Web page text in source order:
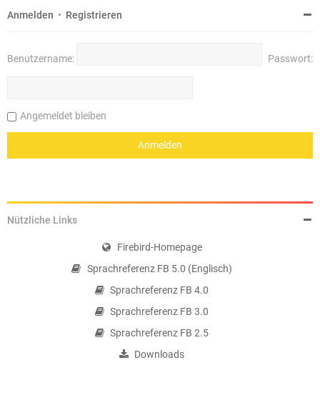
Anmelden • Registrieren
Benutzername: Passwort:
Angemeldet bleiben
Nützliche Links
Firebird-Homepage
Sprachreferenz FB 5.0 (Englisch)
Sprachreferenz FB 4.0
Sprachreferenz FB 3.0
Sprachreferenz FB 2.5
Downloads